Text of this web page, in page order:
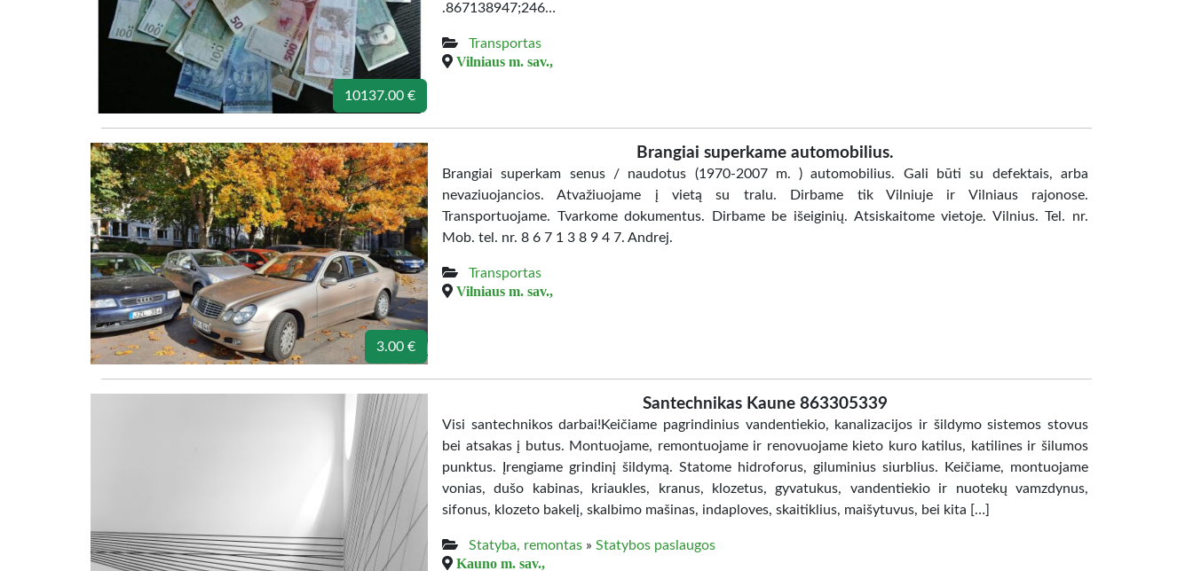
10137.00 €
.867138947;246…
Transportas
Vilniaus m. sav.,
3.00 €
Brangiai superkame automobilius.
Brangiai superkam senus / naudotus (1970-2007 m. ) automobilius. Gali būti su defektais, arba
nevaziuojancios. Atvažiuojame į vietą su tralu. Dirbame tik Vilniuje ir Vilniaus rajonose.
Transportuojame. Tvarkome dokumentus. Dirbame be išeiginių. Atsiskaitome vietoje. Vilnius. Tel. nr.
Mob. tel. nr. 8 6 7 1 3 8 9 4 7. Andrej.
Transportas
Vilniaus m. sav.,
Santechnikas Kaune 863305339
Visi santechnikos darbai!Keičiame pagrindinius vandentiekio, kanalizacijos ir šildymo sistemos stovus
bei atsakas į butus. Montuojame, remontuojame ir renovuojame kieto kuro katilus, katilines ir šilumos
punktus. Įrengiame grindinį šildymą. Statome hidroforus, giluminius siurblius. Keičiame, montuojame
vonias, dušo kabinas, kriaukles, kranus, klozetus, gyvatukus, vandentiekio ir nuotekų vamzdynus,
sifonus, klozeto bakelį, skalbimo mašinas, indaploves, skaitiklius, maišytuvus, bei kita […]
Statyba, remontas » Statybos paslaugos
Kauno m. sav.,